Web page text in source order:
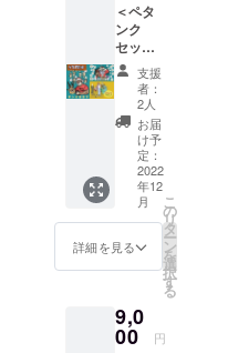
＜ペタ
ンク
セット
＞ 先着
５名様
『サン
タ苦労
ス』×１
『ペタ
ンクマ
スター
ズ』×１
支援
者：
2人
お届
け予
定：
2022
年12
月
詳細を見る
こ
の
リ
タ
ー
ン
を
選
択
す
る
9,0
00 円